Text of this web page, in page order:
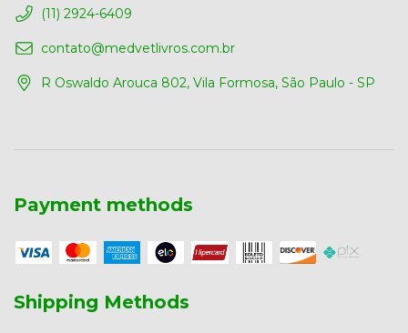
(11) 2924-6409
contato@medvetlivros.com.br
R Oswaldo Arouca 802, Vila Formosa, São Paulo - SP
Payment methods
Shipping Methods